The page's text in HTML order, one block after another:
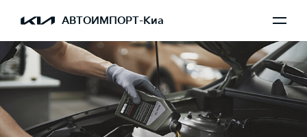
АВТОИМПОРТ-Киа